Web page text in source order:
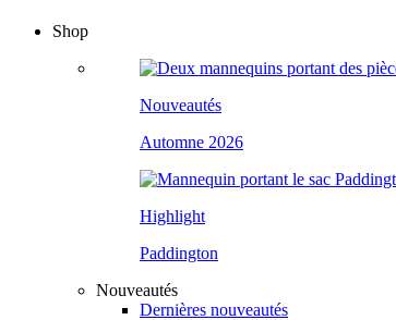
Shop
Nouveautés
Automne 2026
Highlight
Paddington
Nouveautés
Dernières nouveautés